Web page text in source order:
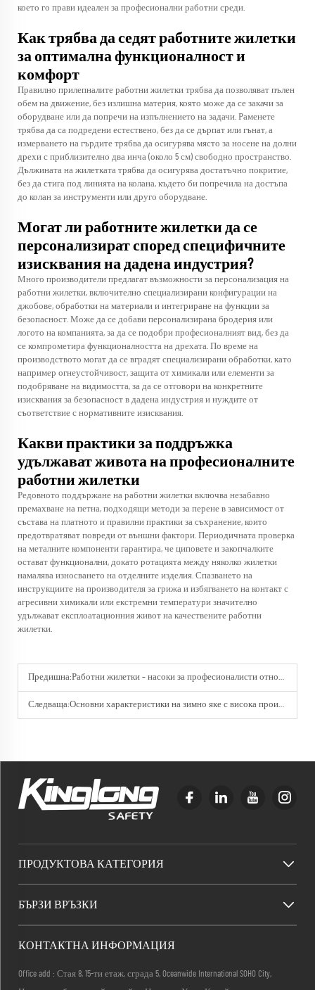
което го прави идеален за професионални работни среди.
Как трябва да седят работните жилетки
за оптимална функционалност и
комфорт
Правилно прилепналите работни жилетки трябва да позволяват пълен
обем на движение, без излишна материя, която може да се закачи за
оборудване или да попречи на изпълнението на задачи. Раменете
трябва да са подредени естествено, без да се дърпат или гънат, а
измерването на гърдите трябва да осигурява място за носене на долни
дрехи с приблизително два инча (около 5 см) свободно пространство.
Дължината на жилетката трябва да осигурява достатъчно покритие,
без да стига под линията на колана, където би попречила на достъпа
до колан за инструменти или друго оборудване.
Могат ли работните жилетки да се
персонализират според специфичните
изисквания на дадена индустрия?
Много производители предлагат възможности за персонализация на
работни жилетки, включително специализирани конфигурации на
джобове, обработки на материали и интегриране на функции за
безопасност. Може да се добави персонализирана бродерия или
логото на компанията, за да се подобри професионалният вид, без да
се компрометира функционалността на дрехата. По време на
производството могат да се вградят специализирани обработки, като
например огнеустойчивост, защита от химикали или елементи за
подобряване на видимостта, за да се отговори на конкретните
изисквания за безопасност в дадена индустрия и нуждите от
съответствие с нормативните изисквания.
Какви практики за поддръжка
удължават живота на професионалните
работни жилетки
Редовното поддържане на работни жилетки включва незабавно
премахване на петна, подходящи методи за перене в зависимост от
състава на платното и правилни практики за съхранение, които
предотвратяват повреди от външни фактори. Периодичната проверка
на металните компоненти гарантира, че циповете и закопчалките
остават функционални, докато ротацията между няколко жилетки
намалява износването на отделните изделия. Спазването на
инструкциите на производителя за грижа и избягването на контакт с
агресивни химикали или екстремни температури значително
удължават експлоатационния живот на качествените работни
жилетки.
Предишна:Работни жилетки – насоки за професионалисти относно дизайн и функционалност
Следваща:Основни характеристики на зимно яке с висока производителност
ПРОДУКТОВА КАТЕГОРИЯ
БЪРЗИ ВРЪЗКИ
КОНТАКТНА ИНФОРМАЦИЯ
Office add : Стая 8, 15-ти етаж, сграда 5, Oceanwide International SOHO City,